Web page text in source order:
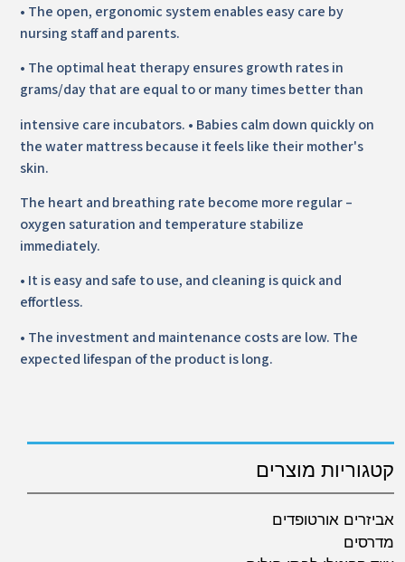
קטגוריות מוצרים
אביזרים אורטופדים
מדרסים
• The open, ergonomic system enables easy care by
nursing staff and parents.
• The optimal heat therapy ensures growth rates in
grams/day that are equal to or many times better than
intensive care incubators. • Babies calm down quickly on
the water mattress because it feels like their mother's
skin.
The heart and breathing rate become more regular –
oxygen saturation and temperature stabilize
immediately.
• It is easy and safe to use, and cleaning is quick and
effortless.
• The investment and maintenance costs are low. The
expected lifespan of the product is long.